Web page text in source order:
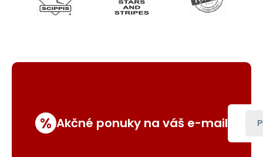
% Akčné ponuky na váš e-mail